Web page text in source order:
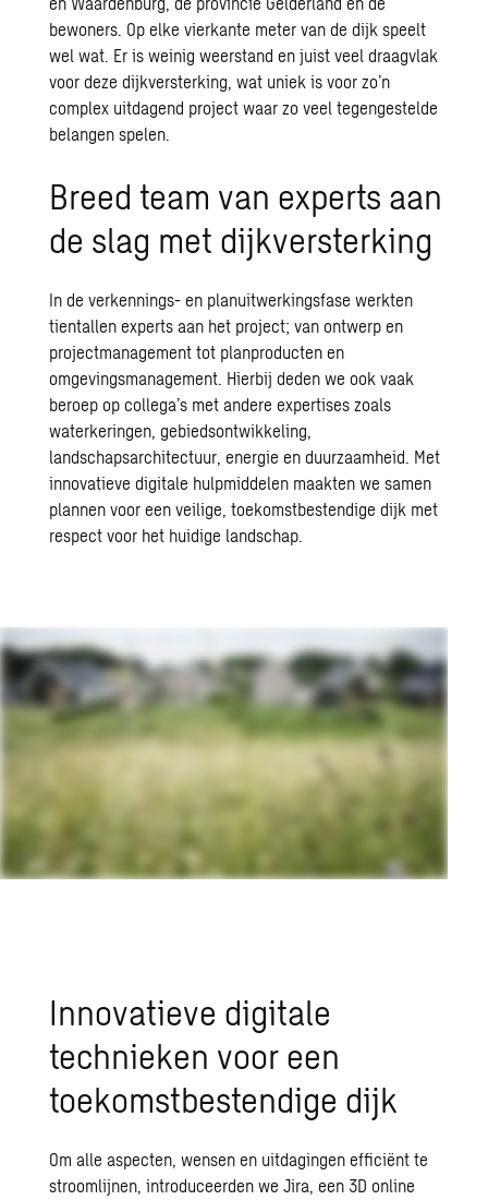
bewoners. Op elke vierkante meter van de dijk speelt
wel wat. Er is weinig weerstand en juist veel draagvlak
voor deze dijkversterking, wat uniek is voor zo’n
complex uitdagend project waar zo veel tegengestelde
belangen spelen.
Breed team van experts aan
de slag met dijkversterking
In de verkennings- en planuitwerkingsfase werkten
tientallen experts aan het project; van ontwerp en
projectmanagement tot planproducten en
omgevingsmanagement. Hierbij deden we ook vaak
beroep op collega’s met andere expertises zoals
waterkeringen, gebiedsontwikkeling,
landschapsarchitectuur, energie en duurzaamheid. Met
innovatieve digitale hulpmiddelen maakten we samen
plannen voor een veilige, toekomstbestendige dijk met
respect voor het huidige landschap.
Innovatieve digitale
technieken voor een
toekomstbestendige dijk
Om alle aspecten, wensen en uitdagingen efficiënt te
stroomlijnen, introduceerden we Jira, een 3D online